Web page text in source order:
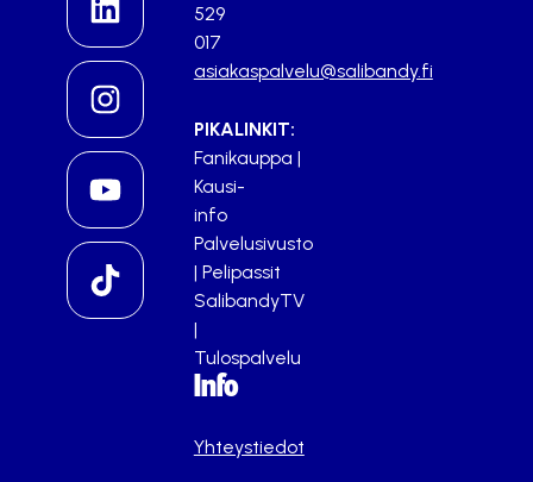
529
017
asiakaspalvelu@salibandy.fi
PIKALINKIT:
Fanikauppa |
Kausi-
info
Palvelusivusto
| Pelipassit
SalibandyTV
|
Tulospalvelu
Info
Yhteystiedot